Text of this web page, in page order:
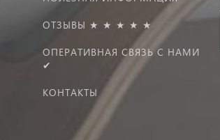
ОТЗЫВЫ ★ ★ ★ ★ ★
ОПЕРАТИВНАЯ СВЯЗЬ С НАМИ
✔
КОНТАКТЫ